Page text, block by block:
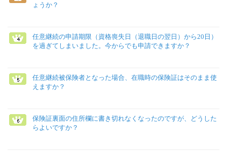
ょうか？
任意継続の申請期限（資格喪失日（退職日の翌日）から20日）
を過ぎてしまいました。今からでも申請できますか？
任意継続被保険者となった場合、在職時の保険証はそのまま使
えますか？
保険証裏面の住所欄に書き切れなくなったのですが、どうした
らよいですか？